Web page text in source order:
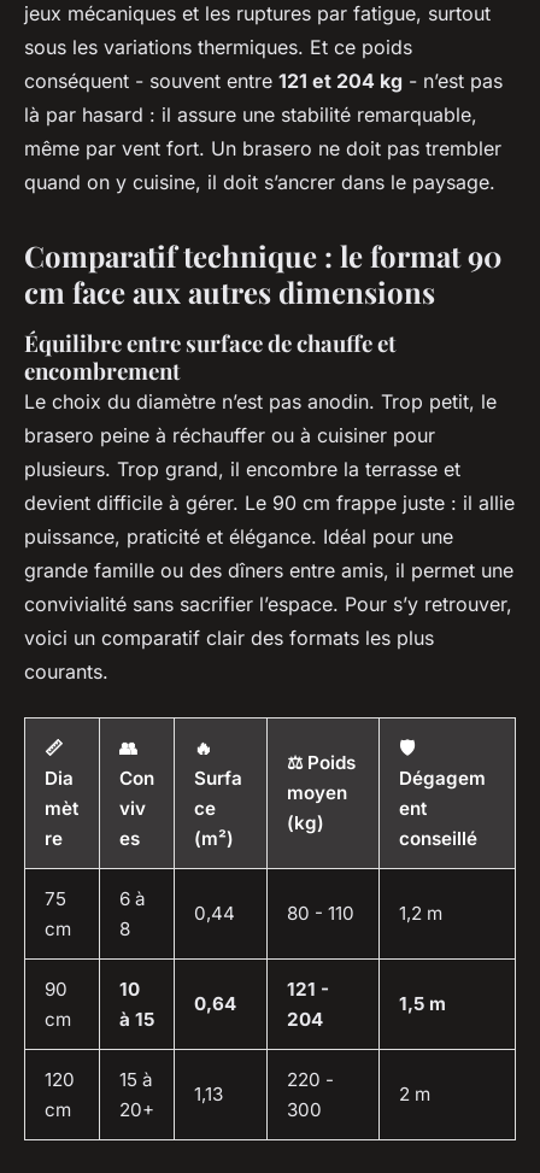
jeux mécaniques et les ruptures par fatigue, surtout
sous les variations thermiques. Et ce poids
conséquent - souvent entre 121 et 204 kg - n’est pas
là par hasard : il assure une stabilité remarquable,
même par vent fort. Un brasero ne doit pas trembler
quand on y cuisine, il doit s’ancrer dans le paysage.
Comparatif technique : le format 90
cm face aux autres dimensions
Équilibre entre surface de chauffe et
encombrement
Le choix du diamètre n’est pas anodin. Trop petit, le
brasero peine à réchauffer ou à cuisiner pour
plusieurs. Trop grand, il encombre la terrasse et
devient difficile à gérer. Le 90 cm frappe juste : il allie
puissance, praticité et élégance. Idéal pour une
grande famille ou des dîners entre amis, il permet une
convivialité sans sacrifier l’espace. Pour s’y retrouver,
voici un comparatif clair des formats les plus
courants.
📏
Dia
mèt
re
👥
Con
viv
es
🔥
Surfa
ce
(m²)
⚖️ Poids
moyen
(kg)
🛡️
Dégagem
ent
conseillé
75
cm
6 à
8
0,44 80 - 110 1,2 m
90
cm
10
à 15
0,64
121 -
204
1,5 m
120
cm
15 à
20+
1,13
220 -
300
2 m